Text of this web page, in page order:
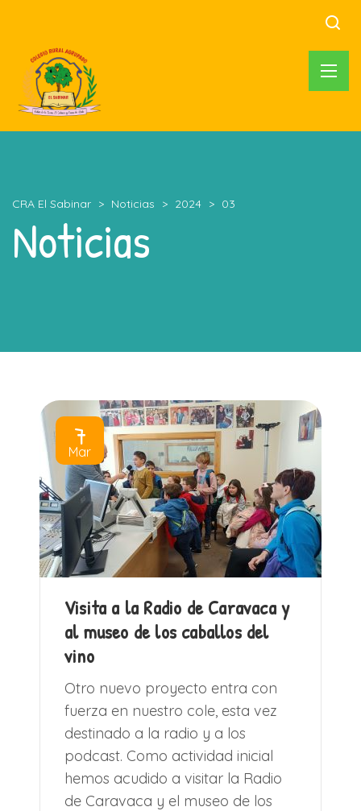
CRA El Sabinar > Noticias > 2024 > 03
Noticias
7
Mar
Visita a la Radio de Caravaca y
al museo de los caballos del
vino
Otro nuevo proyecto entra con
fuerza en nuestro cole, esta vez
destinado a la radio y a los
podcast. Como actividad inicial
hemos acudido a visitar la Radio
de Caravaca y el museo de los